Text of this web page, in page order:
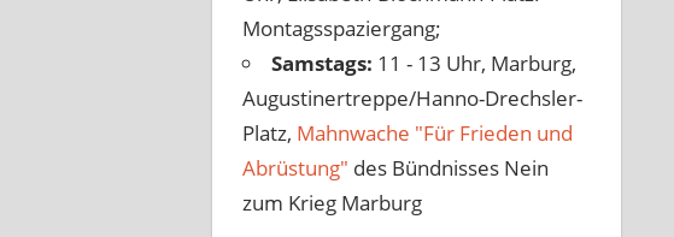
Montagsspaziergang;
Samstags: 11 - 13 Uhr, Marburg,
Augustinertreppe/Hanno-Drechsler-
Platz, Mahnwache "Für Frieden und
Abrüstung" des Bündnisses Nein
zum Krieg Marburg